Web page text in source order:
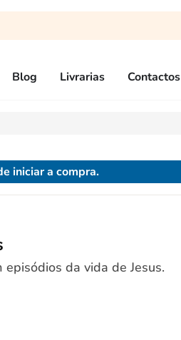
Blog Livrarias Contactos
iniciar a compra.
da vida de Jesus.